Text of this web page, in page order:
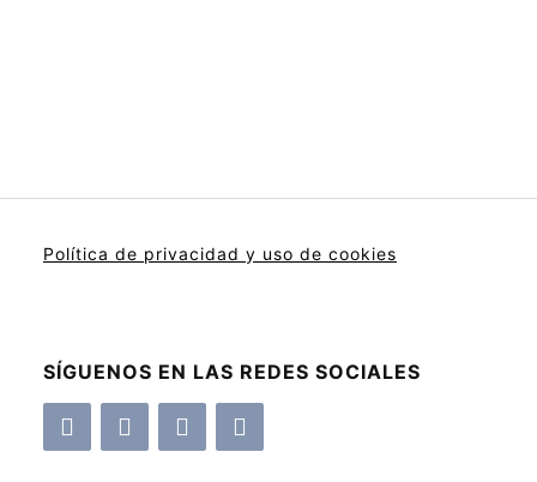
Política de privacidad y uso de cookies
SÍGUENOS EN LAS REDES SOCIALES